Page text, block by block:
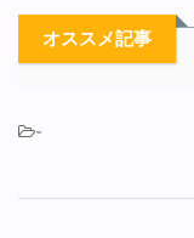
オススメ記事
-